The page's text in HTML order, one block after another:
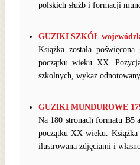
polskich służb i formacji
GUZIKI SZKÓŁ
Książka została
początku wieku XX.
szkolnych, wykaz
GUZIKI MUNDUROWE
Na 180 stronach formatu B5
początku XX wieku. Książka
ilustrowana zdjęciami i